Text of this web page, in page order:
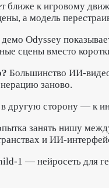
ближе к игровому
а модель
Odyssey
сцены вместо
Большинство ИИ-
заново.
другую сторону — к
занять нишу
и ИИ-
1 — нейросеть для